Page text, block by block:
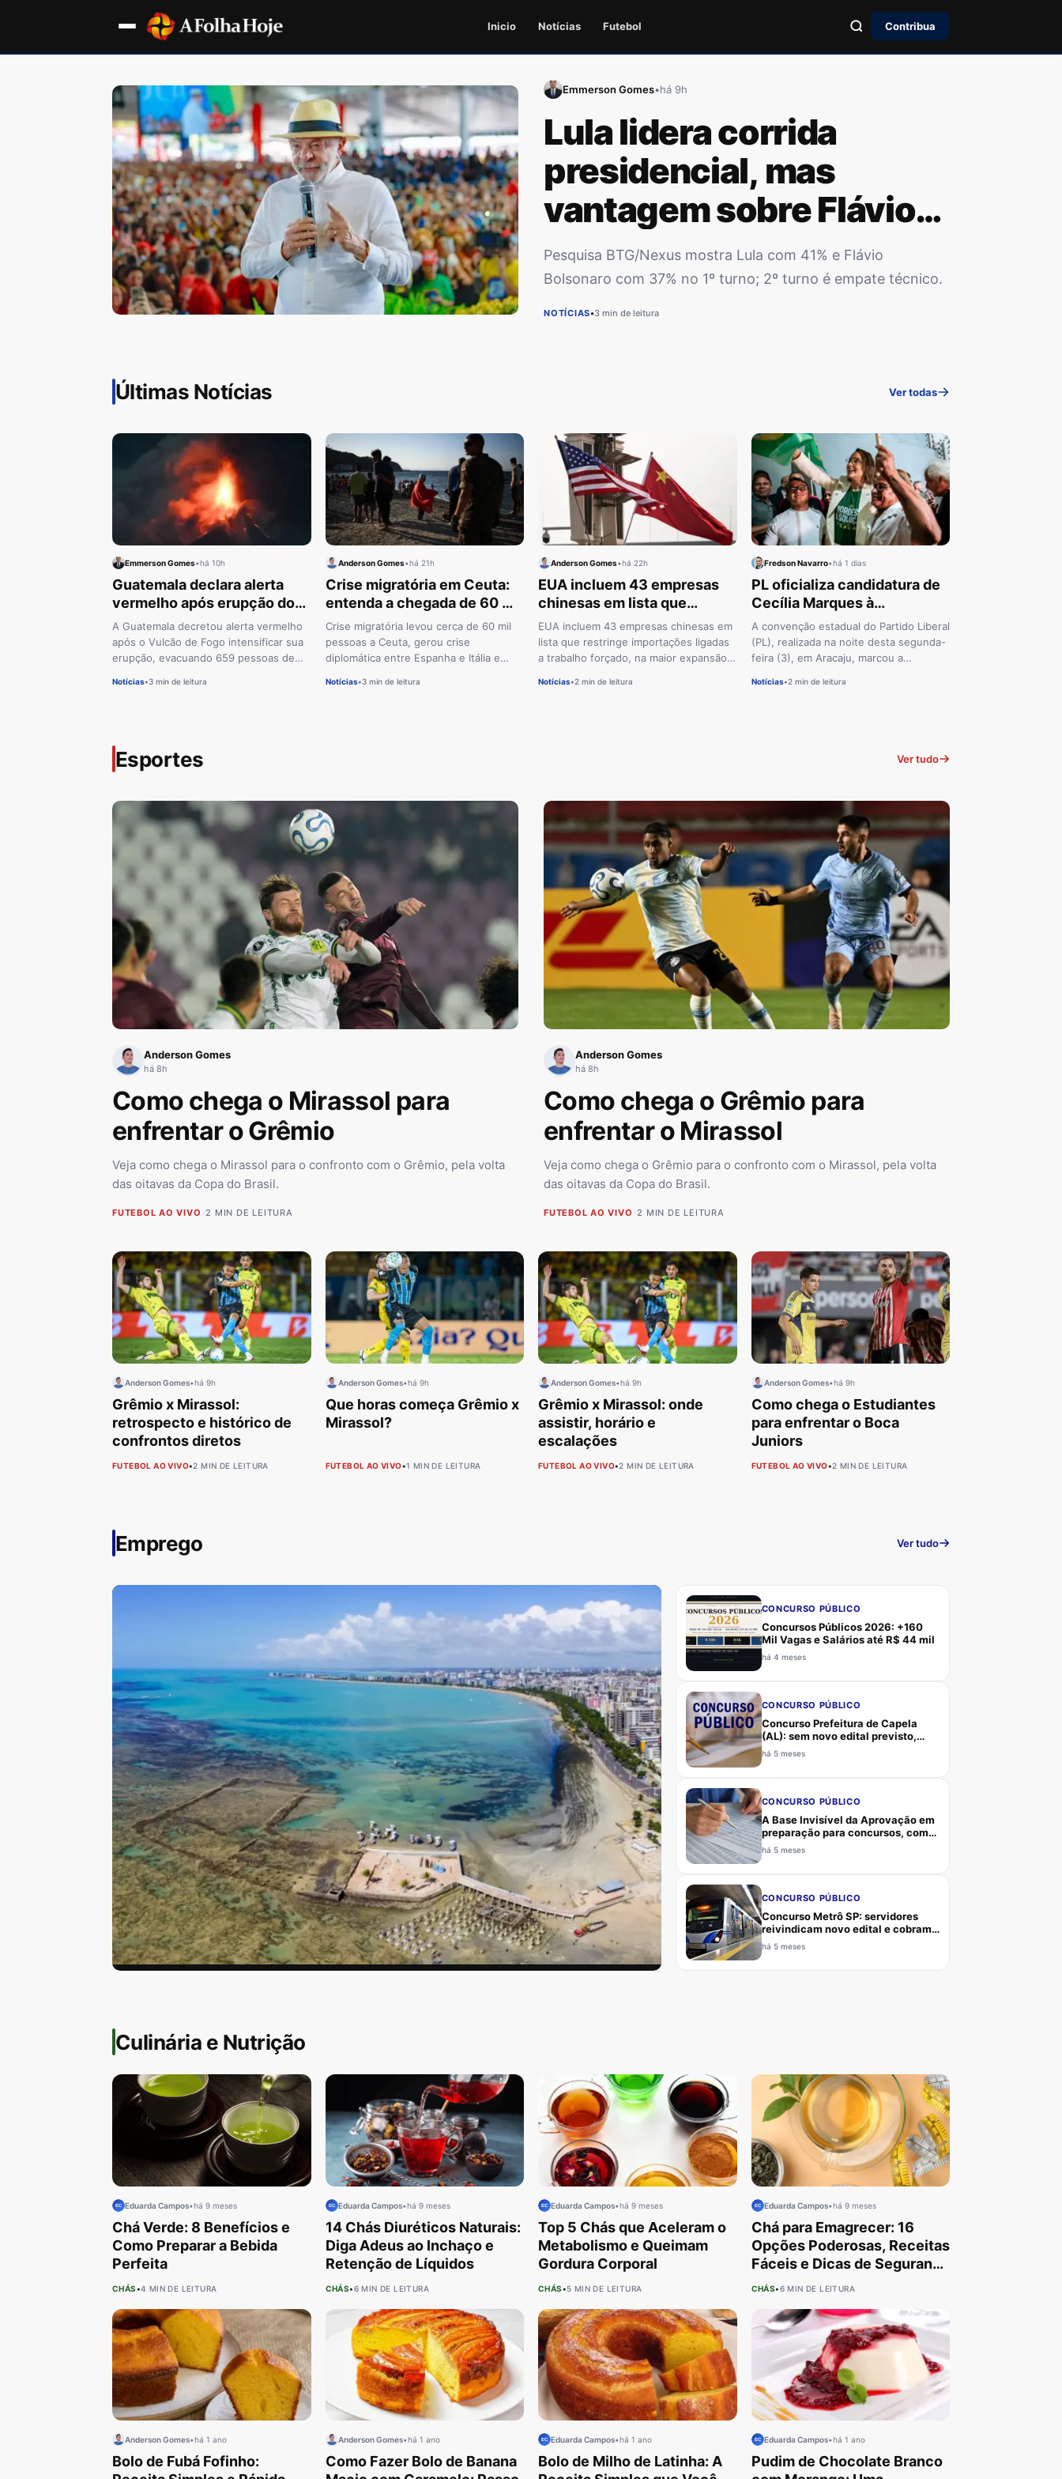
Inicio Notícias Futebol Contribua
Emmerson Gomes•há 9h
Lula lidera corrida
presidencial, mas
vantagem sobre Flávio
cai
Pesquisa BTG/Nexus mostra Lula com 41% e Flávio
Bolsonaro com 37% no 1º turno; 2º turno é empate técnico.
NOTÍCIAS•3 min de leitura
Últimas Notícias Ver todas
Emmerson Gomes•há 10h
Guatemala declara alerta
vermelho após erupção do
Vulcão de Fogo
A Guatemala decretou alerta vermelho
após o Vulcão de Fogo intensificar sua
erupção, evacuando 659 pessoas de
Notícias•3 min de leitura
Anderson Gomes•há 21h
Crise migratória em Ceuta:
entenda a chegada de 60 mil
pessoas e a resposta da
Espanha
Crise migratória levou cerca de 60 mil
pessoas a Ceuta, gerou crise
diplomática entre Espanha e Itália e
Notícias•3 min de leitura
Anderson Gomes•há 22h
EUA incluem 43 empresas
chinesas em lista que
restringe importações
EUA incluem 43 empresas chinesas em
lista que restringe importações ligadas
a trabalho forçado, na maior expansão
Notícias•2 min de leitura
Fredson Navarro•há 1 dias
PL oficializa candidatura de
Cecília Marques à
Assembleia Legislativa de
Sergipe
A convenção estadual do Partido Liberal
(PL), realizada na noite desta segunda-
feira (3), em Aracaju, marcou a
Notícias•2 min de leitura
Esportes Ver tudo
Anderson Gomes
há 8h
Como chega o Mirassol para
enfrentar o Grêmio
Veja como chega o Mirassol para o confronto com o Grêmio, pela volta
das oitavas da Copa do Brasil.
FUTEBOL AO VIVO •2 MIN DE LEITURA
Anderson Gomes
há 8h
Como chega o Grêmio para
enfrentar o Mirassol
Veja como chega o Grêmio para o confronto com o Mirassol, pela volta
das oitavas da Copa do Brasil.
FUTEBOL AO VIVO •2 MIN DE LEITURA
Anderson Gomes•há 9h
Grêmio x Mirassol:
retrospecto e histórico de
confrontos diretos
FUTEBOL AO VIVO•2 MIN DE LEITURA
Anderson Gomes•há 9h
Que horas começa Grêmio x
Mirassol?
FUTEBOL AO VIVO•1 MIN DE LEITURA
Anderson Gomes•há 9h
Grêmio x Mirassol: onde
assistir, horário e
escalações
FUTEBOL AO VIVO•2 MIN DE LEITURA
Anderson Gomes•há 9h
Como chega o Estudiantes
para enfrentar o Boca
Juniors
FUTEBOL AO VIVO•2 MIN DE LEITURA
Emprego Ver tudo
Alagoas abre concurso com 1.620 vagas
para professor
Concurso Seduc-AL 2026: 1.620 vagas para professor em Alagoas
CONCURSO PÚBLICO
Concursos Públicos 2026: +160
Mil Vagas e Salários até R$ 44 mil
há 4 meses
CONCURSO PÚBLICO
Concurso Prefeitura de Capela
(AL): sem novo edital previsto,
último certame em 2010 pela
banca CERCON, candidatos
há 5 meses
CONCURSO PÚBLICO
A Base Invisível da Aprovação em
preparação para concursos, como
sono, alimentação, exercício e
saúde mental sustentam
há 5 meses
CONCURSO PÚBLICO
Concurso Metrô SP: servidores
reivindicam novo edital e cobram
atualização de vagas, requisitos e
critérios para Agente, Analista,
há 5 meses
Culinária e Nutrição
Eduarda Campos•há 9 meses
Chá Verde: 8 Benefícios e
Como Preparar a Bebida
Perfeita
CHÁS •4 MIN DE LEITURA
Eduarda Campos•há 9 meses
14 Chás Diuréticos Naturais:
Diga Adeus ao Inchaço e
Retenção de Líquidos
CHÁS•6 MIN DE LEITURA
Eduarda Campos•há 9 meses
Top 5 Chás que Aceleram o
Metabolismo e Queimam
Gordura Corporal
CHÁS •5 MIN DE LEITURA
Eduarda Campos•há 9 meses
Chá para Emagrecer: 16
Opções Poderosas, Receitas
Fáceis e Dicas de Segurança
para Você!
CHÁS•6 MIN DE LEITURA
Anderson Gomes•há 1 ano
Bolo de Fubá Fofinho:
Anderson Gomes•há 1 ano
Como Fazer Bolo de Banana
Eduarda Campos•há 1 ano
Bolo de Milho de Latinha: A
Eduarda Campos•há 1 ano
Pudim de Chocolate Branco